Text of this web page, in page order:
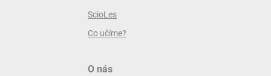
ScioLes
Co učíme?
O nás